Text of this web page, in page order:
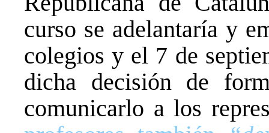
curso se adelantaría y
colegios y el 7 de
dicha decisión de
comunicarlo a los